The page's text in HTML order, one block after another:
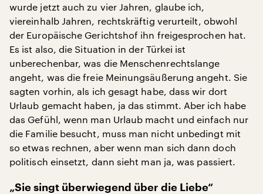
wurde jetzt auch zu vier Jahren, glaube ich,
viereinhalb Jahren, rechtskräftig verurteilt, obwohl
der Europäische Gerichtshof ihn freigesprochen hat.
Es ist also, die Situation in der Türkei ist
unberechenbar, was die Menschenrechtslange
angeht, was die freie Meinungsäußerung angeht. Sie
sagten vorhin, als ich gesagt habe, dass wir dort
Urlaub gemacht haben, ja das stimmt. Aber ich habe
das Gefühl, wenn man Urlaub macht und einfach nur
die Familie besucht, muss man nicht unbedingt mit
so etwas rechnen, aber wenn man sich dann doch
politisch einsetzt, dann sieht man ja, was passiert.
„Sie singt überwiegend über die Liebe“